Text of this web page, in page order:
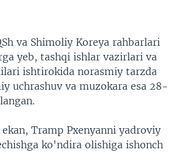
va Shimoliy Koreya rahbarlari
yeb, tashqi ishlar vazirlari va
ishtirokida norasmiy tarzda
uchrashuv va muzokara esa 28-
Tramp Pxenyanni yadroviy
ko'ndira olishiga ishonch